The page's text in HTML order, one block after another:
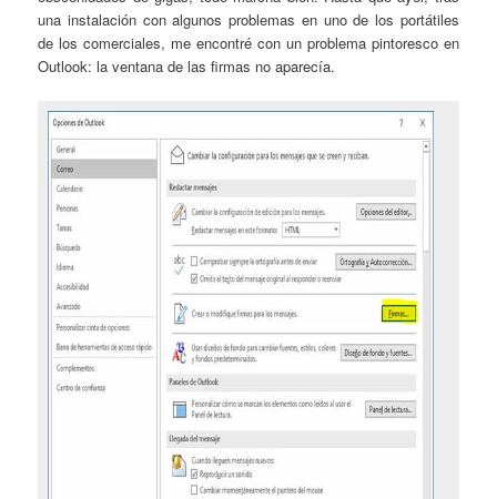
una instalación con algunos problemas en uno de los portátiles
de los comerciales, me encontré con un problema pintoresco en
Outlook: la ventana de las firmas no aparecía.